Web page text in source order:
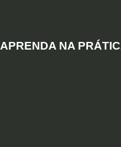
APRENDA NA